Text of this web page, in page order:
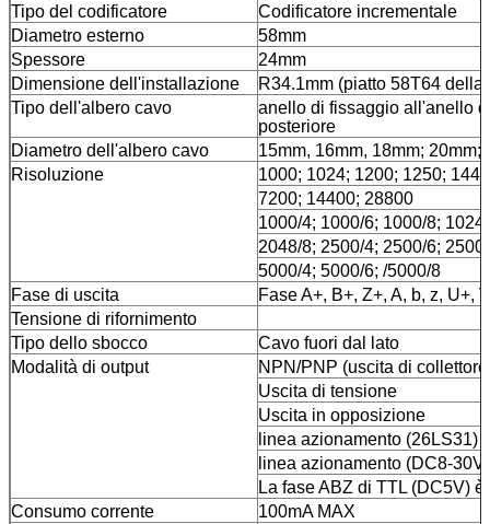
Tipo del codificatore
Codificatore incrementale
Diametro esterno
58mm
Spessore
24mm
Dimensione dell'installazione
R34.1mm (piatto 58T64 della
Tipo dell'albero cavo
anello di fissaggio all'anello
posteriore
Diametro dell'albero cavo
15mm, 16mm, 18mm; 20mm;
Risoluzione
1000; 1024; 1200; 1250;
7200; 14400; 28800
1000/4; 1000/6; 1000/8;
2048/8; 2500/4; 2500/6;
5000/4; 5000/6; /5000/8
Fase di uscita
Fase A+, B+, Z+, A, b, z, U+,
Tensione di rifornimento
Tipo dello sbocco
Cavo fuori dal lato
Modalità di output
NPN/PNP (uscita di
Uscita di tensione
Uscita in opposizione
linea azionamento (26LS31)
linea azionamento (DC8-
La fase ABZ di TTL (DC5V)
Consumo corrente
100mA MAX